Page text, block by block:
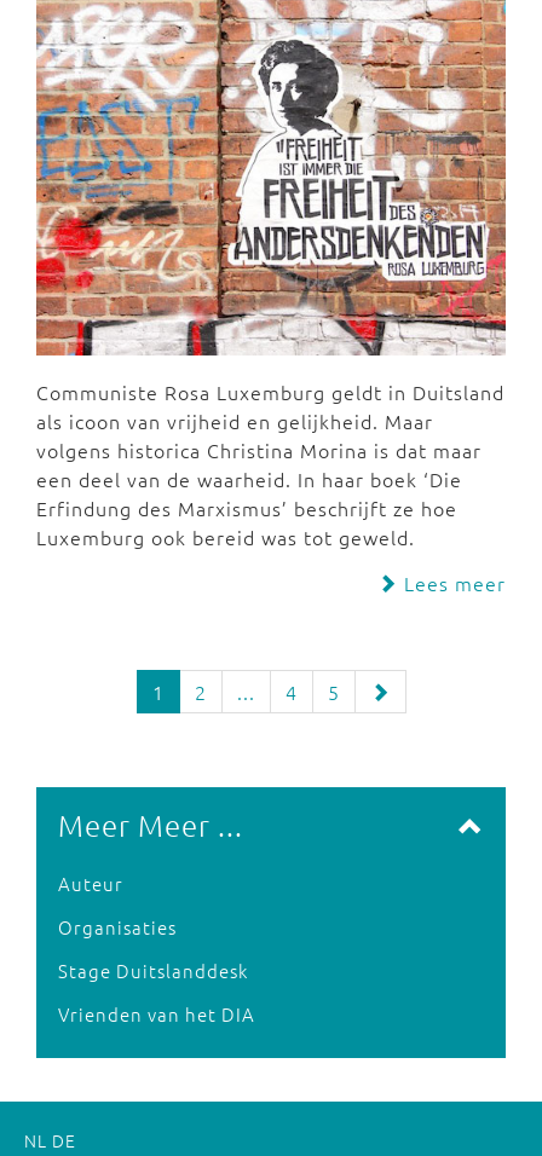
Communiste Rosa Luxemburg geldt in Duitsland
als icoon van vrijheid en gelijkheid. Maar
volgens historica Christina Morina is dat maar
een deel van de waarheid. In haar boek ‘Die
Erfindung des Marxismus’ beschrijft ze hoe
Luxemburg ook bereid was tot geweld.
Lees meer
1 2 ... 4 5
Meer Meer ...
Auteur
Organisaties
Stage Duitslanddesk
Vrienden van het DIA
NL DE